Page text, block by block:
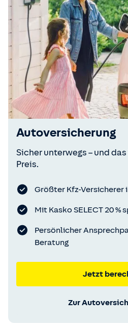
Autoversicherung
Sicher unterwegs – und
Preis.
Größter Kfz-Versicherer
Mit Kasko SELECT 20 %
Persönlicher
Beratung
Jetzt
Zur